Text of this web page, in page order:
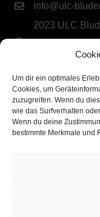
Um dir ein optimales
Cookies, um
zuzugreifen. Wenn du
wie das Surfverhalten
Wenn du deine
bestimmte Merkmale und
info@ulc-
2023 ULC
Folge dem
Klicke